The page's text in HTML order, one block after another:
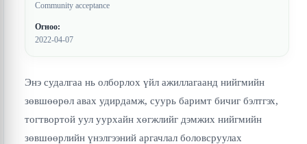
Community acceptance
Огноо:
2022-04-07
Энэ судалгаа нь олборлох үйл ажиллагаанд нийгмийн
зөвшөөрөл авах удирдамж, суурь баримт бичиг бэлтгэх,
тогтвортой уул уурхайн хөгжлийг дэмжих нийгмийн
зөвшөөрлийн үнэлгээний аргачлал боловсруулах